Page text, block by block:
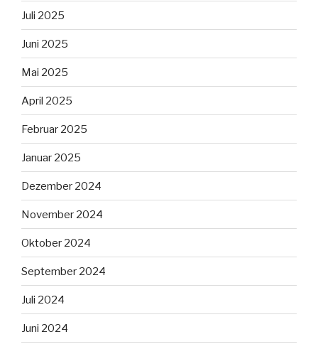
Juli 2025
Juni 2025
Mai 2025
April 2025
Februar 2025
Januar 2025
Dezember 2024
November 2024
Oktober 2024
September 2024
Juli 2024
Juni 2024